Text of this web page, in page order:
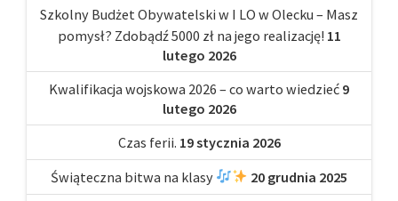
Szkolny Budżet Obywatelski w I LO w Olecku – Masz
pomysł? Zdobądź 5000 zł na jego realizację! 11
lutego 2026
Kwalifikacja wojskowa 2026 – co warto wiedzieć 9
lutego 2026
Czas ferii. 19 stycznia 2026
Świąteczna bitwa na klasy
20 grudnia 2025